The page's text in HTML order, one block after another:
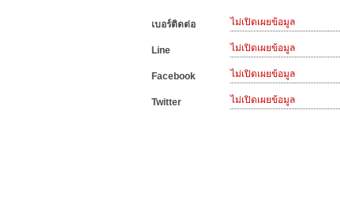
เบอร์ติดต่อ ไม่เปิดเผยข้อมูล
Line ไม่เปิดเผยข้อมูล
Facebook ไม่เปิดเผยข้อมูล
Twitter ไม่เปิดเผยข้อมูล